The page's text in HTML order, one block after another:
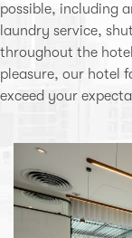
possible, including
laundry service,
throughout the
pleasure, our hotel
exceed your